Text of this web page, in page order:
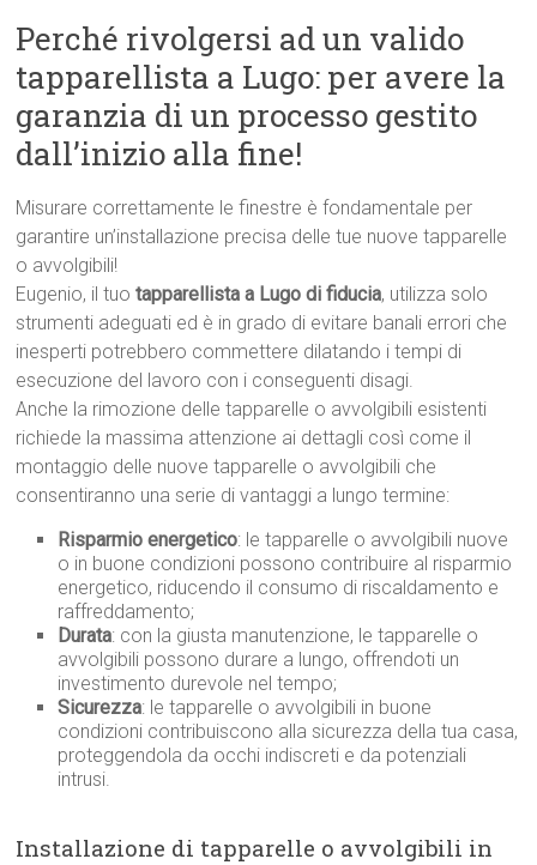
Perché rivolgersi ad un valido
tapparellista a Lugo: per avere la
garanzia di un processo gestito
dall’inizio alla fine!
Misurare correttamente le finestre è fondamentale per
garantire un’installazione precisa delle tue nuove tapparelle
o avvolgibili!
Eugenio, il tuotapparellista a Lugo di fiducia, utilizza solo
strumenti adeguati ed è in grado di evitare banali errori che
inesperti potrebbero commettere dilatando i tempi di
esecuzione del lavoro con i conseguenti disagi.
Anche la rimozione delle tapparelle o avvolgibili esistenti
richiede la massima attenzione ai dettagli così come il
montaggio delle nuove tapparelle o avvolgibili che
consentiranno una serie di vantaggi a lungo termine:
Risparmio energetico: le tapparelle o avvolgibili nuove
o in buone condizioni possono contribuire al risparmio
energetico, riducendo il consumo di riscaldamento e
raffreddamento;
Durata: con la giusta manutenzione, le tapparelle o
avvolgibili possono durare a lungo, offrendoti un
investimento durevole nel tempo;
Sicurezza: le tapparelle o avvolgibili in buone
condizioni contribuiscono alla sicurezza della tua casa,
proteggendola da occhi indiscreti e da potenziali
intrusi.
Installazione di tapparelle o avvolgibili in